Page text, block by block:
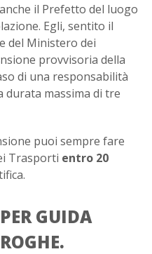
il Prefetto del luogo
Egli, sentito il
del Ministero dei
provvisoria della
di una responsabilità
durata massima di tre
puoi sempre fare
Trasporti entro 20
GUIDA